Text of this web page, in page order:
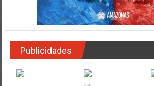
Publicidades